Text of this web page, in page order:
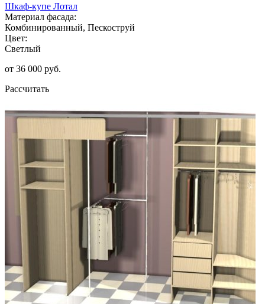
Шкаф-купе Лотал
Материал фасада:
Комбинированный, Пескоструй
Цвет:
Светлый
от 36 000 руб.
Рассчитать